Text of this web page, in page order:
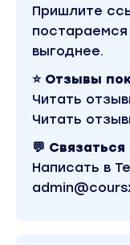
вам 100, 300
В чем же тут
тогда запуски,
Увы, у этой
Ее довольно
поставить на
нельзя, но с
Пришлите
выгоднее.
⭐ Отзывы
Читать
Читать
💬
Написать в